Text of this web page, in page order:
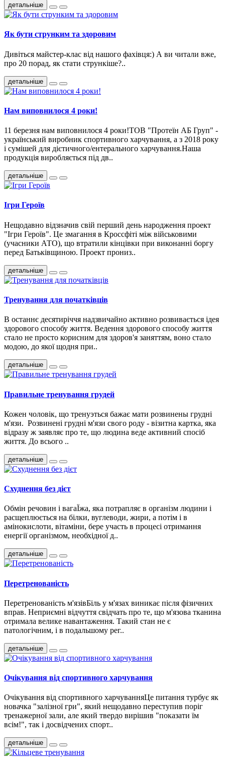
детальніше
Як бути струнким та здоровим
Дивіться майстер-клас від нашого фахівця:) А ви читали вже,
про 20 порад, як стати стрункіше?..
детальніше
Нам виповнилося 4 роки!
11 березня нам виповнилося 4 роки!ТОВ "Протеїн АБ Груп" -
український виробник спортивного харчування, а з 2018 року
і сумішей для дієтичного/ентерального харчування.Наша
продукція виробляється під дв..
детальніше
Ігри Героїв
Нещодавно відзначив свій перший день народження проект
"Ігри Героїв". Це змагання в Кроссфіті між військовими
(учасники АТО), що втратили кінцівки при виконанні боргу
перед Батьківщиною. Проект прониз..
детальніше
Тренування для початківців
В останнє десятиріччя надзвичайно активно розвивається ідея
здорового способу життя. Ведення здорового способу життя
стало не просто корисним для здоров'я заняттям, воно стало
модою, до якої щодня при..
детальніше
Правильне тренування грудей
Кожен чоловік, що тренуэться бажає мати розвинены грудні
м'язи. Розвинені грудні м'язи свого роду - візитна картка, яка
відразу ж заявляє про те, що людина веде активний спосіб
життя. До всього ..
детальніше
Схуднення без дієт
Обмін речовин і вагаЇжа, яка потрапляє в організм людини і
расщеплюється на білки, вуглеводи, жири, а потім і в
амінокислоти, вітаміни, бере участь в процесі отримання
енергії організмом, необхідної д..
детальніше
Перетренованість
Перетренованість м'язівБіль у м'язах виникає після фізичних
вправ. Неприємні відчуття свідчать про те, що м'язова тканина
отримала велике навантаження. Такий стан не є
патологічним, і в подальшому рег..
детальніше
Очікування від спортивного харчування
Очікування від спортивного харчуванняЦе питання турбує як
новачка "залізної гри", який нещодавно переступив поріг
тренажерної зали, але який твердо вирішив "показати їм
всім!", так і досвідчених спорт..
детальніше